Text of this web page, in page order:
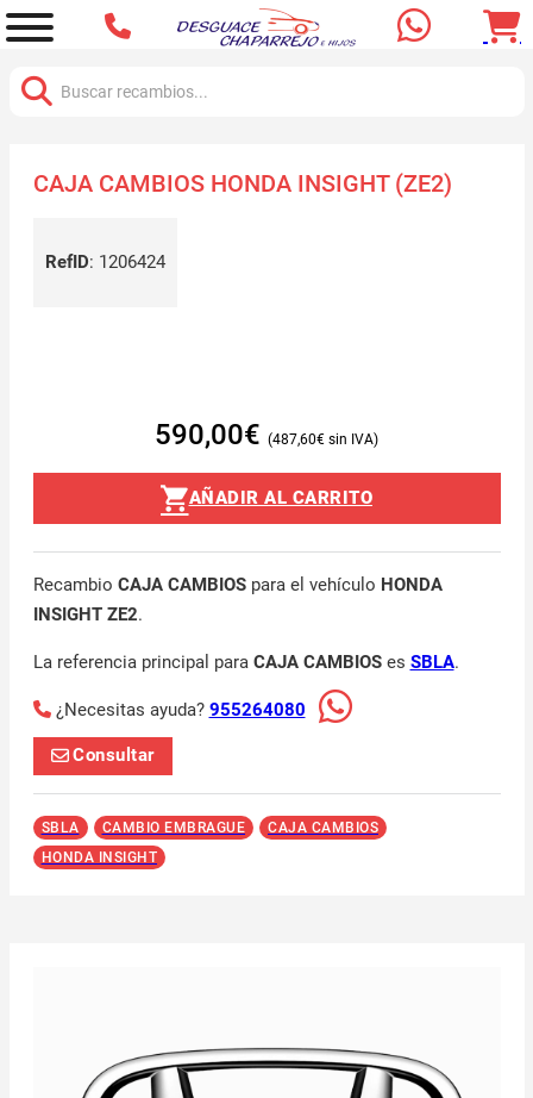
CAJA CAMBIOS HONDA INSIGHT (ZE2)
RefID: 1206424
590,00€ 487,60€
AÑADIR AL CARRITO
Recambio CAJA CAMBIOSpara el vehículo HONDA
INSIGHT ZE2.
La referencia principal para CAJA CAMBIOSes SBLA.
¿Necesitas ayuda? 955264080
Consultar
SBLA CAMBIO EMBRAGUE
CAJA CAMBIOS
HONDA INSIGHT